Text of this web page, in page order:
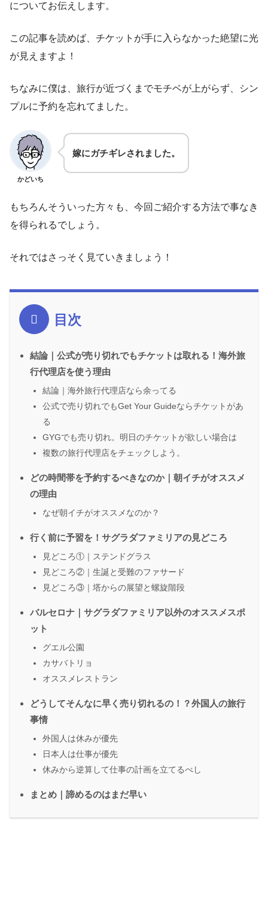
についてお伝えします。
この記事を読めば、チケットが手に入らなかった絶望に光
が見えますよ！
ちなみに僕は、旅行が近づくまでモチベが上がらず、シン
プルに予約を忘れてました。
かどいち
嫁にガチギレされました。
もちろんそういった方々も、今回ご紹介する方法で事なき
を得られるでしょう。
それではさっそく見ていきましょう！
目次
結論｜公式が売り切れでもチケットは取れる！海外旅
行代理店を使う理由
結論｜海外旅行代理店なら余ってる
公式で売り切れでもGet Your Guideならチケットがあ
る
GYGでも売り切れ。明日のチケットが欲しい場合は
複数の旅行代理店をチェックしよう。
どの時間帯を予約するべきなのか｜朝イチがオススメ
の理由
なぜ朝イチがオススメなのか？
行く前に予習を！サグラダファミリアの見どころ
見どころ①｜ステンドグラス
見どころ②｜生誕と受難のファサード
見どころ③｜塔からの展望と螺旋階段
バルセロナ｜サグラダファミリア以外のオススメスポ
ット
グエル公園
カサバトリョ
オススメレストラン
どうしてそんなに早く売り切れるの！？外国人の旅行
事情
外国人は休みが優先
日本人は仕事が優先
休みから逆算して仕事の計画を立てるべし
まとめ｜諦めるのはまだ早い